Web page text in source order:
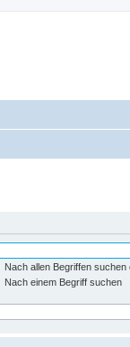
Nach allen Begriffen
Nach einem Begriff suchen